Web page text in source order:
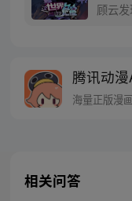
顾云
不能寐的都
险》
腾讯动
海量正版漫
相关问答